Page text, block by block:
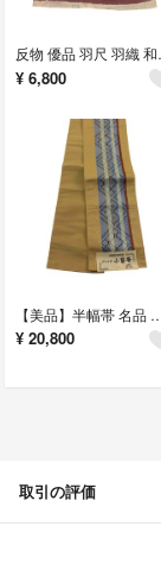
反物 優品
¥ 6,800
【美品】半幅帯 名品 博多織 証紙 ポケッ
¥ 20,800
取引の評価